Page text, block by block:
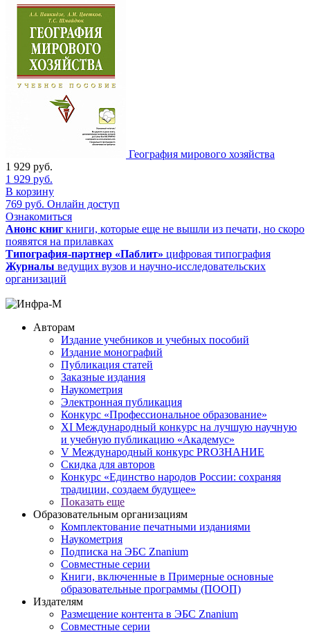
География мирового хозяйства
1 929 руб.
1 929 руб.
В корзину
769 руб. Онлайн доступ
Ознакомиться
Анонс книг книги, которые еще не вышли из печати, но скоро
появятся на прилавках
Типография-партнер «Паблит» цифровая типография
Журналы ведущих вузов и научно-исследовательских
организаций
Авторам
Издание учебников и учебных пособий
Издание монографий
Публикация статей
Заказные издания
Наукометрия
Электронная публикация
Конкурс «Профессиональное образование»
XI Международный конкурс на лучшую научную
и учебную публикацию «Академус»
V Международный конкурс PROЗНАНИЕ
Скидка для авторов
Конкурс «Единство народов России: сохраняя
традиции, создаем будущее»
Показать еще
Образовательным организациям
Комплектование печатными изданиями
Наукометрия
Подписка на ЭБС Znanium
Совместные серии
Книги, включенные в Примерные основные
образовательные программы (ПООП)
Издателям
Размещение контента в ЭБС Znanium
Совместные серии